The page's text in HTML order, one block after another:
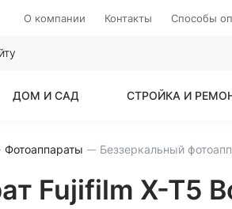
О компании Контакты Способы
ДОМ И САД СТРОЙКА И
Фотоаппараты
Fujifilm X-T5